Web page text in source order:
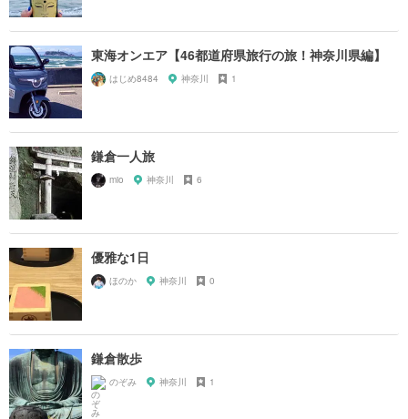
東海オンエア【46都道府県旅行の旅！神奈川県編】
はじめ8484 神奈川 1
鎌倉一人旅
mio 神奈川 6
優雅な1日
ほのか 神奈川 0
鎌倉散歩
のぞみ 神奈川 1